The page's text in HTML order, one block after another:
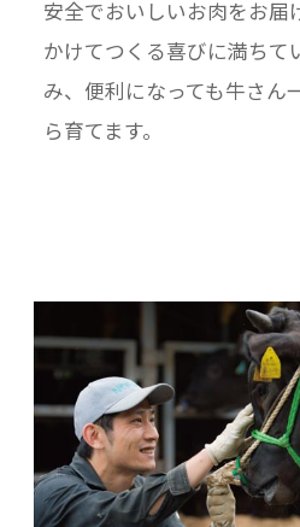
安全でおいしいお肉をお届
かけてつくる喜びに満ちて
み、便利になっても牛さん
ら育てます。